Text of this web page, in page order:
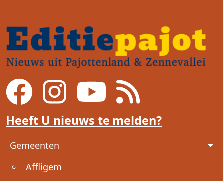
Heeft U nieuws te melden?
Voet
Gemeenten
Affligem